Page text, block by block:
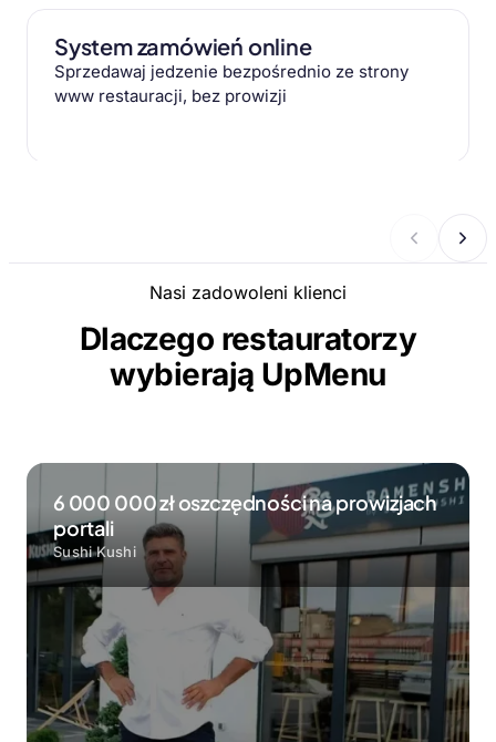
System zamówień online
Sprzedawaj jedzenie bezpośrednio ze strony
www restauracji, bez prowizji
Nasi zadowoleni klienci
Dlaczego restauratorzy
wybierają UpMenu
6 000 000 zł oszczędności na prowizjach
portali
Sushi Kushi